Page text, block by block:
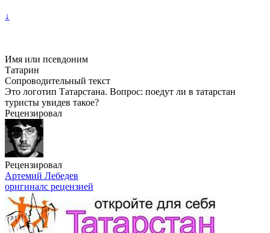
↓
Имя или псевдоним
Татарин
Сопроводительный текст
Это логотип Татарстана. Вопрос: поедут ли в татарстан
туристы увидев такое?
Рецензировал
Рецензировал
Артемий Лебедев
оригиналс рецензией